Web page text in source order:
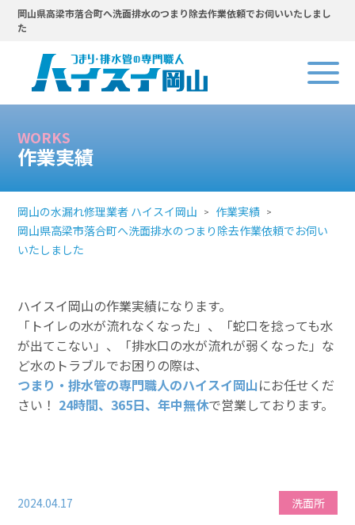
岡山県高梁市落合町へ洗面排水のつまり除去作業依頼でお伺いいたしまし
た
WORKS
作業実績
岡山の水漏れ修理業者 ハイスイ岡山
作業実績
岡山県高梁市落合町へ洗面排水のつまり除去作業依頼でお伺い
いたしました
ハイスイ岡山の作業実績になります。
「トイレの水が流れなくなった」、「蛇口を捻っても水
が出てこない」、「排水口の水が流れが弱くなった」な
ど水のトラブルでお困りの際は、
つまり・排水管の専門職人のハイスイ岡山にお任せくだ
さい！ 24時間、365日、年中無休で営業しております。
2024.04.17 洗面所